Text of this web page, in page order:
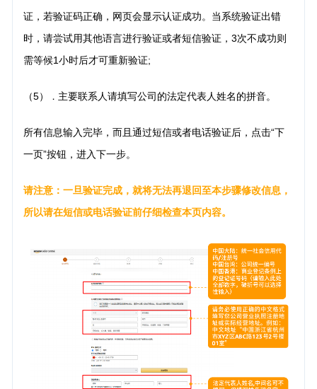
证，若验证码正确，网页会显示认证成功。当系统验证出错
时，请尝试用其他语言进行验证或者短信验证，3次不成功则
需等候1小时后才可重新验证;
（5） ． 主要联系人请填写公司的法定代表人姓名的拼音。
所有信息输入完毕，而且通过短信或者电话验证后，点击“下
一页”按钮，进入下一步。
请注意：一旦验证完成，就将无法再退回至本步骤修改信息，
所以请在短信或电话验证前仔细检查本页内容。